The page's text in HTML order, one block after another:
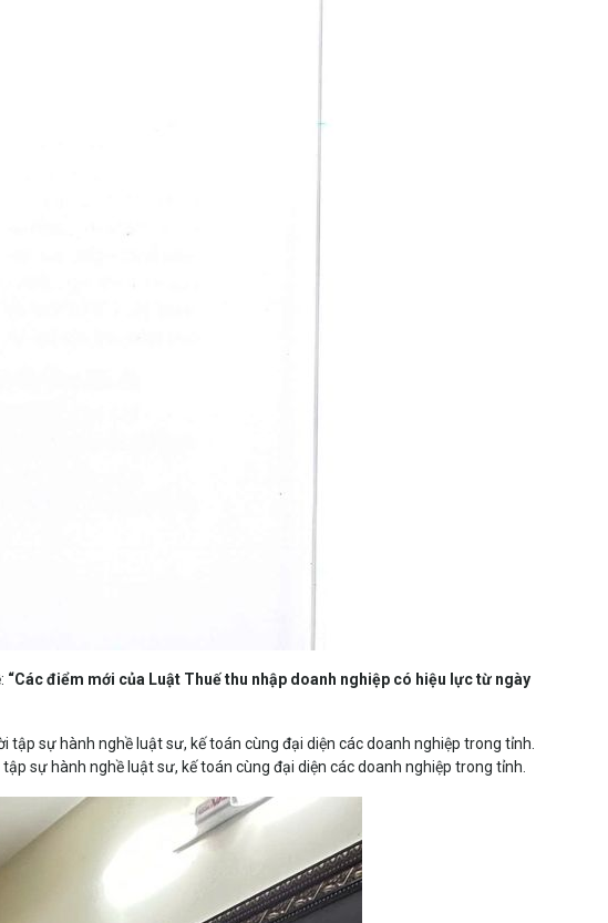
“Các điểm mới của Luật Thuế thu nhập doanh nghiệp có hiệu lực từ ngày
sự hành nghề luật sư, kế toán cùng đại diện các doanh nghiệp trong tỉnh.